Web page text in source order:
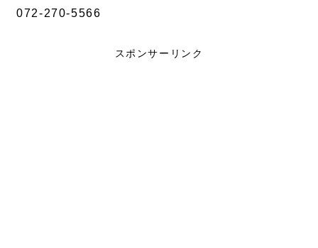
072-270-5566
スポンサーリンク